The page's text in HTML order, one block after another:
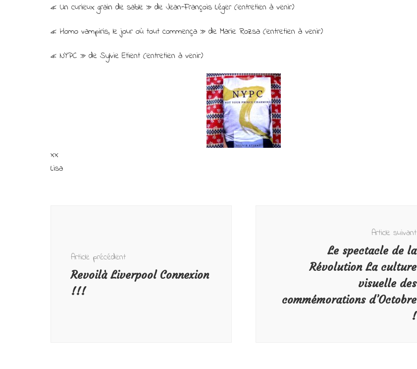
« Un curieux grain de sable » de Jean-François Léger (entretien à venir)
« Homo vampiris, le jour où tout commença » de Marie Rozsa (entretien à venir)
« NYPC » de Sylvie Etient (entretien à venir)
xx
Lisa
Article précédent
Revoilà Liverpool Connexion
!!!
Article suivant
Le spectacle de la
Révolution La culture
visuelle des
commémorations d’Octobre
!